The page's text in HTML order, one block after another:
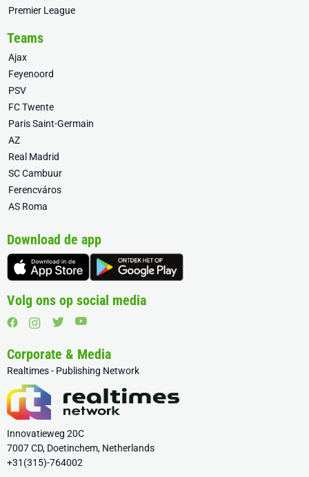
Premier League
Teams
Ajax
Feyenoord
PSV
FC Twente
Paris Saint-Germain
AZ
Real Madrid
SC Cambuur
Ferencváros
AS Roma
Download de app
Volg ons op social media
Corporate & Media
Realtimes - Publishing Network
Innovatieweg 20C
7007 CD, Doetinchem, Netherlands
+31(315)-764002